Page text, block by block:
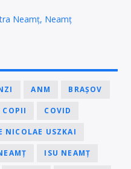
Neamț, Neamț
ANM BRAȘOV
COPII COVID
NICOLAE USZKAI
ISU NEAMȚ